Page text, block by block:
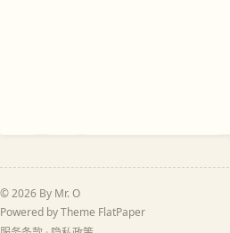
© 2026 By Mr. O
Powered by Theme FlatPaper